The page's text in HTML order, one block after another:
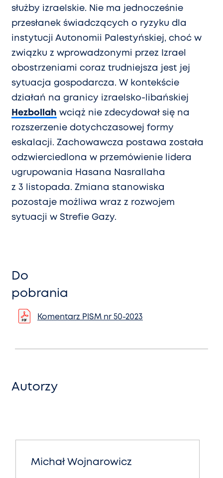
służby izraelskie. Nie ma jednocześnie
przesłanek świadczących o ryzyku dla
instytucji Autonomii Palestyńskiej, choć w
związku z wprowadzonymi przez Izrael
obostrzeniami coraz trudniejsza jest jej
sytuacja gospodarcza. W kontekście
działań na granicy izraelsko-libańskiej
Hezbollah wciąż nie zdecydował się na
rozszerzenie dotychczasowej formy
eskalacji. Zachowawcza postawa została
odzwierciedlona w przemówienie lidera
ugrupowania Hasana Nasrallaha
z 3 listopada. Zmiana stanowiska
pozostaje możliwa wraz z rozwojem
sytuacji w Strefie Gazy.
Do
pobrania
Komentarz PISM nr 50-2023
Autorzy
Michał Wojnarowicz